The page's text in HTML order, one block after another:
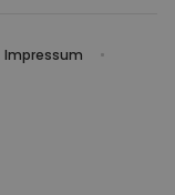
Impressum